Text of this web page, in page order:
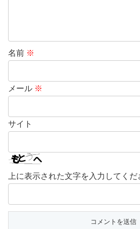
名前 ※
メール ※
サイト
上に表示された文字を入力してくだ